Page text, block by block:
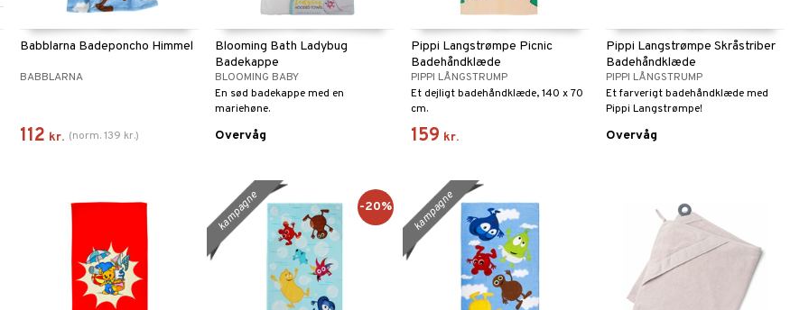
Babblarna Badeponcho Himmel
BABBLARNA
112 kr. (norm.139 kr.)
Blooming Bath Ladybug
Badekappe
BLOOMING BABY
En sød badekappe med en
mariehøne.
Overvåg
Pippi Langstrømpe Picnic
Badehåndklæde
PIPPI LÅNGSTRUMP
Et dejligt badehåndklæde, 140 x 70
cm.
159 kr.
Pippi Langstrømpe Skråstriber
Badehåndklæde
PIPPI LÅNGSTRUMP
Et farverigt badehåndklæde med
Pippi Langstrømpe!
Overvåg
kampagne -20% kampagne